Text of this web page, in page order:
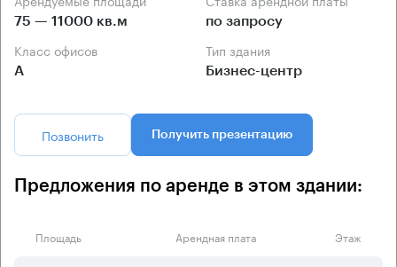
75 — 11000 кв.м по запросу
Класс офисов
А
Тип здания
Бизнес-центр
Позвонить Получить презентацию
Предложения по аренде в этом здании:
Площадь Арендная плата Этаж